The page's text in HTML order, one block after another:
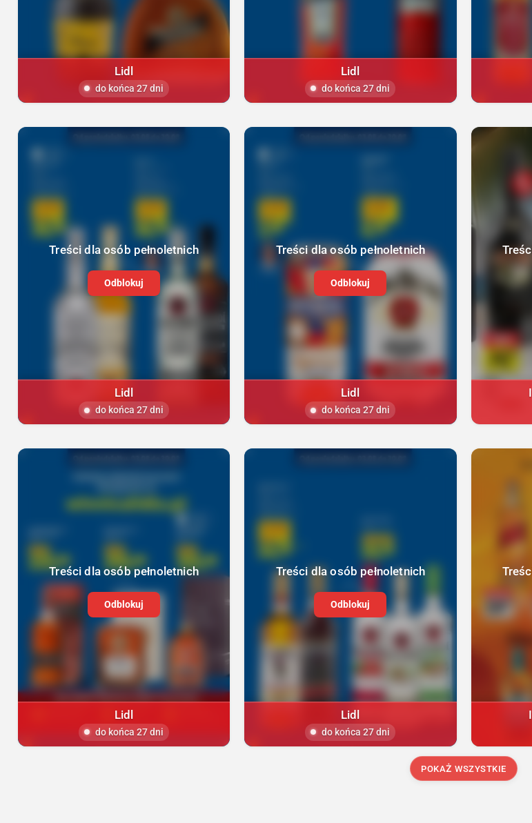
Lidl
do końca 27 dni
Lidl
do końca 27 dni
Treści dla osób pełnoletnich
Odblokuj
Lidl
do końca 27 dni
Treści dla osób pełnoletnich
Odblokuj
Lidl
do końca 27 dni
Treści dla osób pełnoletnich
Odblokuj
Lidl
do końca 27 dni
Treści dla osób pełnoletnich
Odblokuj
Lidl
do końca 27 dni
POKAŻ WSZYSTKIE